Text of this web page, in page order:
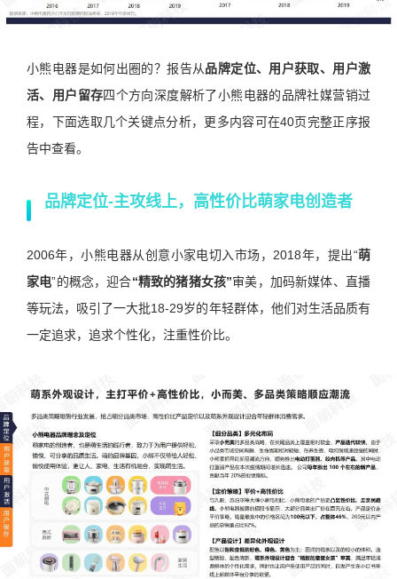
小熊电器是如何出圈的？报告从品牌定位、用户获取、用户激
活、用户留存四个方向深度解析了小熊电器的品牌社媒营销过
程，下面选取几个关键点分析，更多内容可在40页完整正序报
告中查看。
品牌定位-主攻线上，高性价比萌家电创造者
2006年，小熊电器从创意小家电切入市场，2018年，提出“萌
家电”的概念，迎合“精致的猪猪女孩”审美，加码新媒体、直播
等玩法，吸引了一大批18-29岁的年轻群体，他们对生活品质有
一定追求，追求个性化，注重性价比。